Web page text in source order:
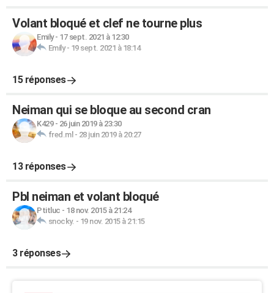
Volant bloqué et clef ne tourne plus
Emily- 17 sept. 2021 à 12:30
Emily- 19 sept. 2021 à 18:14
15 réponses
Neiman qui se bloque au second cran
K429- 26 juin 2019 à 23:30
fred.ml - 28 juin 2019 à 20:27
13 réponses
Pbl neiman et volant bloqué
Ptitluc - 18 nov. 2015 à 21:24
snocky. - 19 nov. 2015 à 21:15
3 réponses